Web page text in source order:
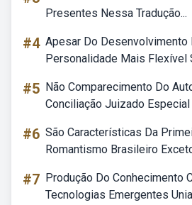
Presentes Nessa Tradução...
#4 Apesar Do Desenvolvimento
Personalidade Mais Flexível
#5 Não Comparecimento Do
Conciliação Juizado Especial
#6 São Características Da
Romantismo Brasileiro
#7 Produção Do Conhecimento
Tecnologias Emergentes